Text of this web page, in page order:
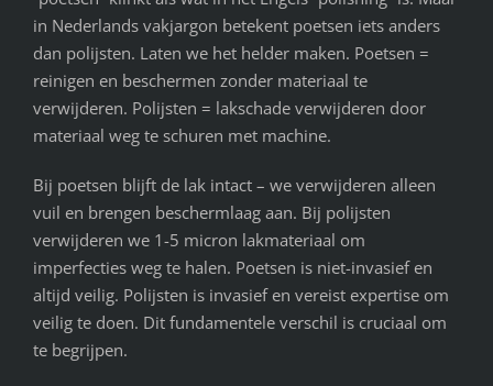
in Nederlands vakjargon betekent poetsen iets anders
dan polijsten. Laten we het helder maken. Poetsen =
reinigen en beschermen zonder materiaal te
verwijderen. Polijsten = lakschade verwijderen door
materiaal weg te schuren met machine.
Bij poetsen blijft de lak intact – we verwijderen alleen
vuil en brengen beschermlaag aan. Bij polijsten
verwijderen we 1-5 micron lakmateriaal om
imperfecties weg te halen. Poetsen is niet-invasief en
altijd veilig. Polijsten is invasief en vereist expertise om
veilig te doen. Dit fundamentele verschil is cruciaal om
te begrijpen.